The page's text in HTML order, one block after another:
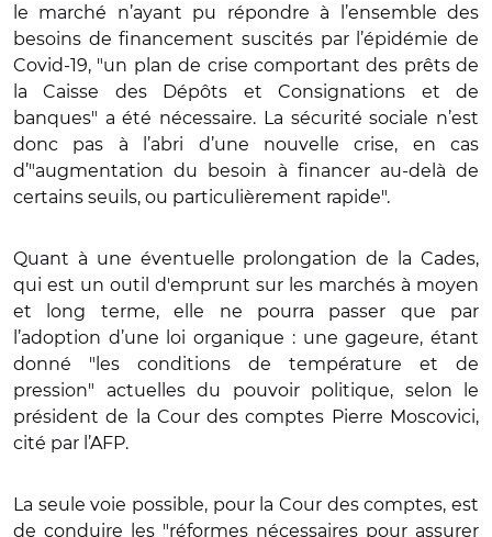
le marché n’ayant pu répondre à l’ensemble des
besoins de financement suscités par l’épidémie de
Covid-19, "un plan de crise comportant des prêts de
la Caisse des Dépôts et Consignations et de
banques" a été nécessaire. La sécurité sociale n’est
donc pas à l’abri d’une nouvelle crise, en cas
d’"augmentation du besoin à financer au-delà de
certains seuils, ou particulièrement rapide".
Quant à une éventuelle prolongation de la Cades,
qui est un outil d'emprunt sur les marchés à moyen
et long terme, elle ne pourra passer que par
l’adoption d’une loi organique : une gageure, étant
donné "les conditions de température et de
pression" actuelles du pouvoir politique, selon le
président de la Cour des comptes Pierre Moscovici,
cité par l’AFP.
La seule voie possible, pour la Cour des comptes, est
de conduire les "réformes nécessaires pour assurer